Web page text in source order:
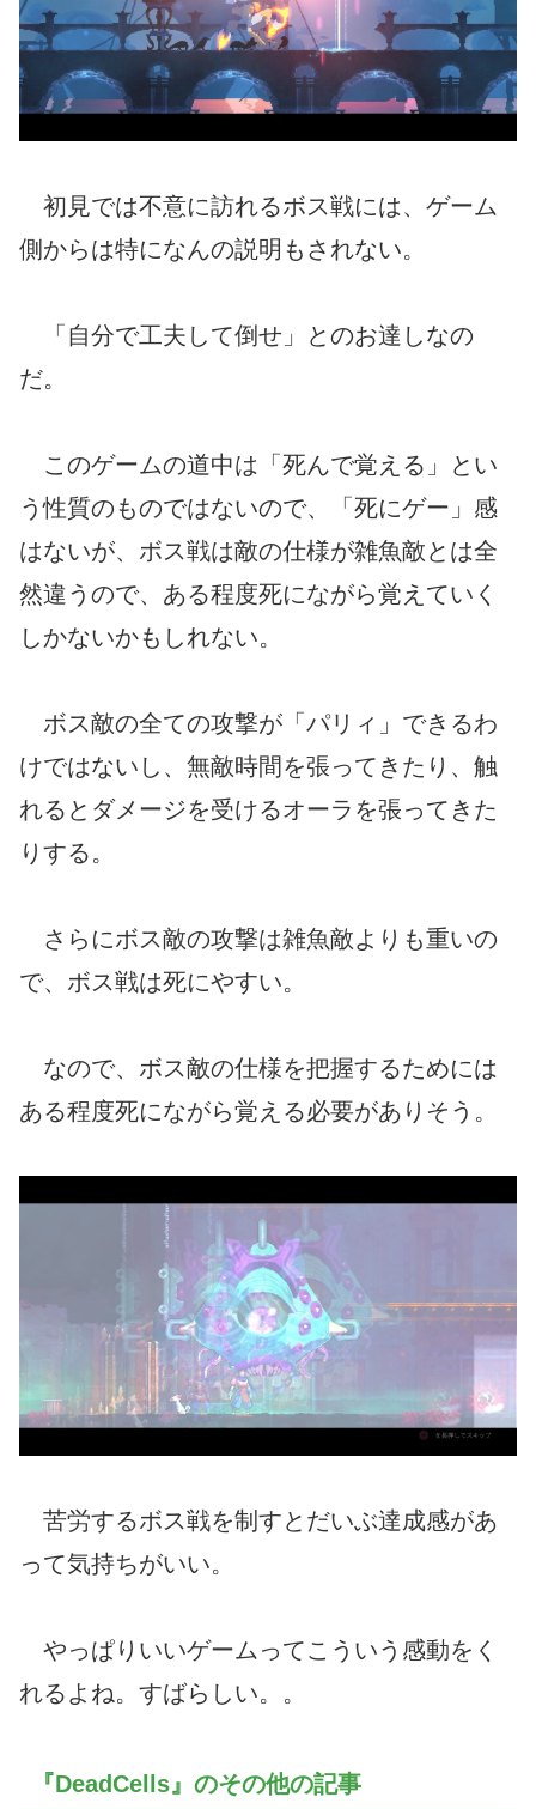
初見では不意に訪れるボス戦には、ゲーム
側からは特になんの説明もされない。
「自分で工夫して倒せ」とのお達しなの
だ。
このゲームの道中は「死んで覚える」とい
う性質のものではないので、「死にゲー」感
はないが、ボス戦は敵の仕様が雑魚敵とは全
然違うので、ある程度死にながら覚えていく
しかないかもしれない。
ボス敵の全ての攻撃が「パリィ」できるわ
けではないし、無敵時間を張ってきたり、触
れるとダメージを受けるオーラを張ってきた
りする。
さらにボス敵の攻撃は雑魚敵よりも重いの
で、ボス戦は死にやすい。
なので、ボス敵の仕様を把握するためには
ある程度死にながら覚える必要がありそう。
苦労するボス戦を制すとだいぶ達成感があ
って気持ちがいい。
やっぱりいいゲームってこういう感動をく
れるよね。すばらしい。。
『DeadCells』のその他の記事